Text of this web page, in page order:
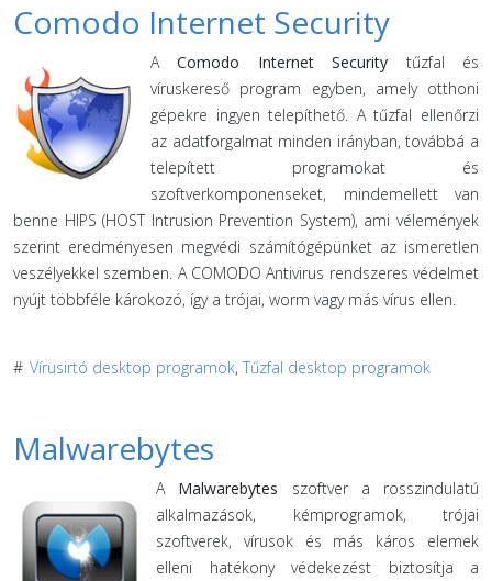
Comodo Internet Security
AComodo Internet Security tűzfal és
víruskereső program egyben, amely otthoni
gépekre ingyen telepíthető. A tűzfal ellenőrzi
az adatforgalmat minden irányban, továbbá a
telepített programokat és
szoftverkomponenseket, mindemellett van
benne HIPS (HOST Intrusion Prevention System), ami vélemények
szerint eredményesen megvédi számítógépünket az ismeretlen
veszélyekkel szemben. A COMODO Antivirus rendszeres védelmet
nyújt többféle károkozó, így a trójai, worm vagy más vírus ellen.
# Vírusirtó desktop programok, Tűzfal desktop programok
Malwarebytes
A Malwarebytes szoftver a rosszindulatú
alkalmazások, kémprogramok, trójai
szoftverek, vírusok és más káros elemek
elleni hatékony védekezést biztosítja a